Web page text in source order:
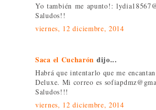
Yo también me apunto!:
Saludos!!
viernes, 12 diciembre, 2014
Saca el Cucharón dijo...
Habrá que intentarlo que me
Deluxe. Mi correo es
Saludos!!!
viernes, 12 diciembre, 2014